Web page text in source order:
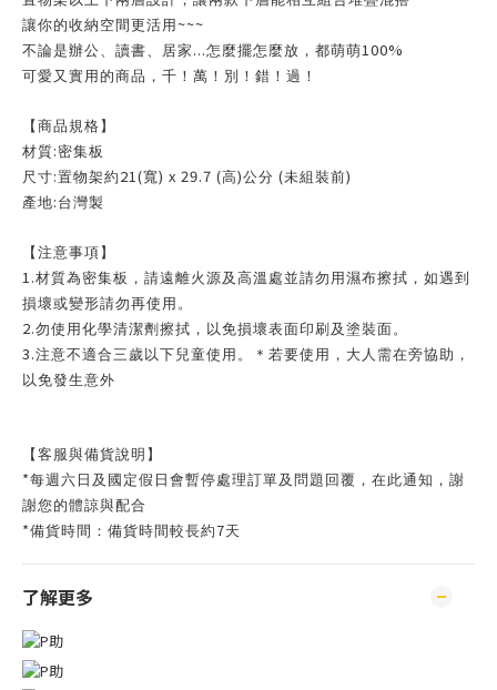
讓你的收納空間更活用 ~~~
不論是辦公、讀書、居家 ...怎麼擺怎麼放，都萌萌100%
可愛又實用的商品，千！萬！別！錯！過！
【商品規格】
材質: 密集板
尺寸:置物架約 21(寬) x 29.7 (高)公分 (未組裝前)
產地: 台灣製
【注意事項】
1.材質為密集板，請遠離火源及高溫處並請勿用濕布擦拭，如遇到
損壞或變形請勿再使用。
2.勿使用化學清潔劑擦拭，以免損壞表面印刷及塗裝面。
3.注意不適合三歲以下兒童使用。＊若要使用，大人需在旁協助，
以免發生意外
【客服與備貨說明】
*每週六日及國定假日會暫停處理訂單及問題回覆，在此通知，謝
謝您的體諒與配合
*備貨時間：備貨時間較長約7天
了解更多